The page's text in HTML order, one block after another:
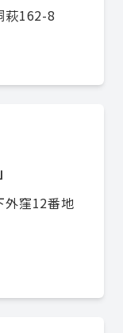
萩162-8
外窪12番地